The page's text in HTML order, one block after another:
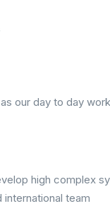
our day to day
high complex
team